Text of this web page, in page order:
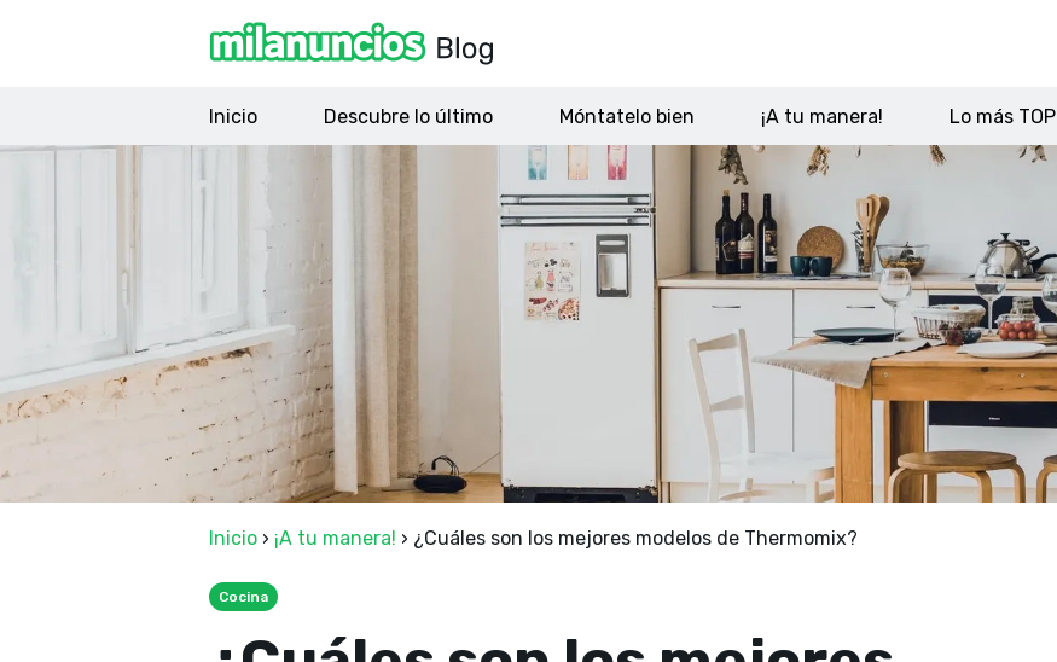
Inicio Descubre lo último Móntatelo bien ¡A tu manera! Lo más TOP
Inicio › ¡A tu manera! › ¿Cuáles son los mejores modelos de Thermomix?
Cocina